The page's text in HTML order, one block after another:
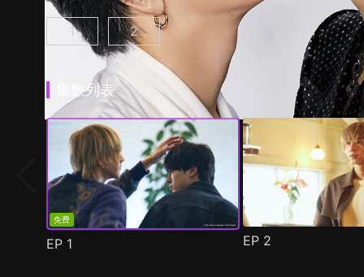
25时，赤坂见 第1集
1 25时，赤坂见 第2季 第1集
2
集数列表
免费
EP 1 EP 2